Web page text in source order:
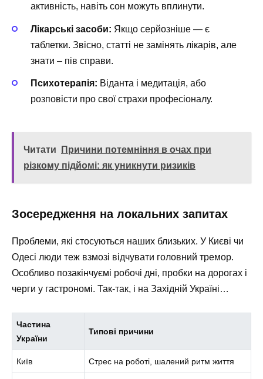
активність, навіть сон можуть вплинути.
Лікарські засоби: Якщо серйозніше — є
таблетки. Звісно, статті не замінять лікарів, але
знати – пів справи.
Психотерапія: Віданта і медитація, або
розповісти про свої страхи професіоналу.
Читати
Причини потемніння в очах при
різкому підйомі: як уникнути ризиків
Зосередження на локальних запитах
Проблеми, які стосуються наших близьких. У Києві чи
Одесі люди теж взмозі відчувати головний тремор.
Особливо позакінчуємі робочі дні, пробки на дорогах і
черги у гастрономі. Так-так, і на Західній Україні…
Частина
України
Типові причини
Київ Стрес на роботі, шалений ритм життя